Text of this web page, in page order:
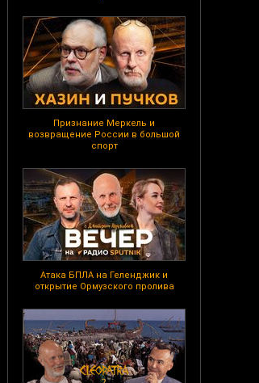
Признание Меркель и
возвращение России в большой
спорт
Атака БПЛА на Геленджик и
открытие Ормузского пролива